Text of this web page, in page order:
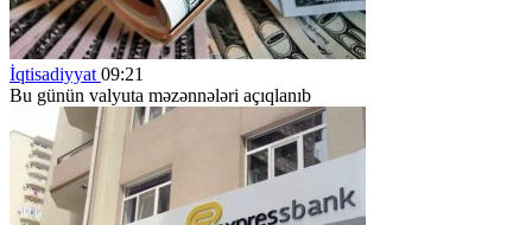
İqtisadiyyat 09:21
Bu günün valyuta məzənnələri açıqlanıb